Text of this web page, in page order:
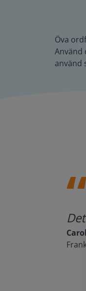
Öva
Använd
använd